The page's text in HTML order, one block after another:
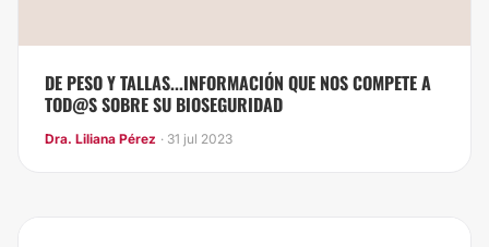
DE PESO Y TALLAS...INFORMACIÓN QUE NOS COMPETE A
TOD@S SOBRE SU BIOSEGURIDAD
Dra. Liliana Pérez · 31 jul 2023